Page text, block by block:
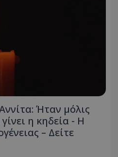
Ήταν μόλις
η κηδεία - Η
– Δείτε